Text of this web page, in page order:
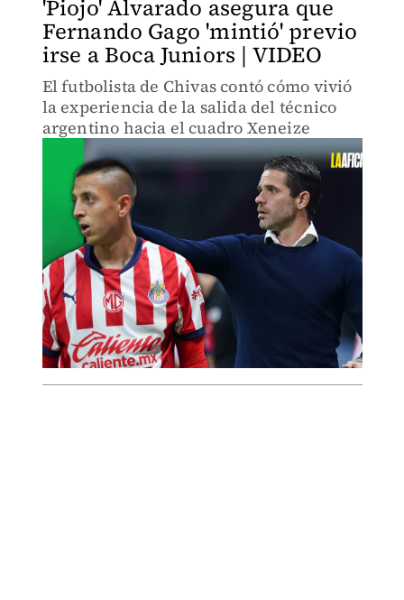
'Piojo' Alvarado asegura que
Fernando Gago 'mintió' previo
irse a Boca Juniors | VIDEO
El futbolista de Chivas contó cómo vivió
la experiencia de la salida del técnico
argentino hacia el cuadro Xeneize